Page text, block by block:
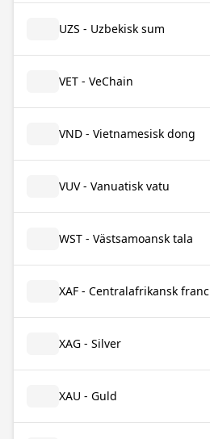
UZS - Uzbekisk sum
VET - VeChain
VND - Vietnamesisk dong
VUV - Vanuatisk vatu
WST - Västsamoansk tala
XAF - Centralafrikansk franc
XAG - Silver
XAU - Guld